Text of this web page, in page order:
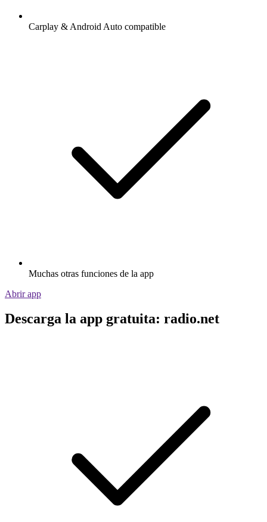
Carplay & Android Auto compatible
Muchas otras funciones de la app
Abrir app
Descarga la app gratuita: radio.net